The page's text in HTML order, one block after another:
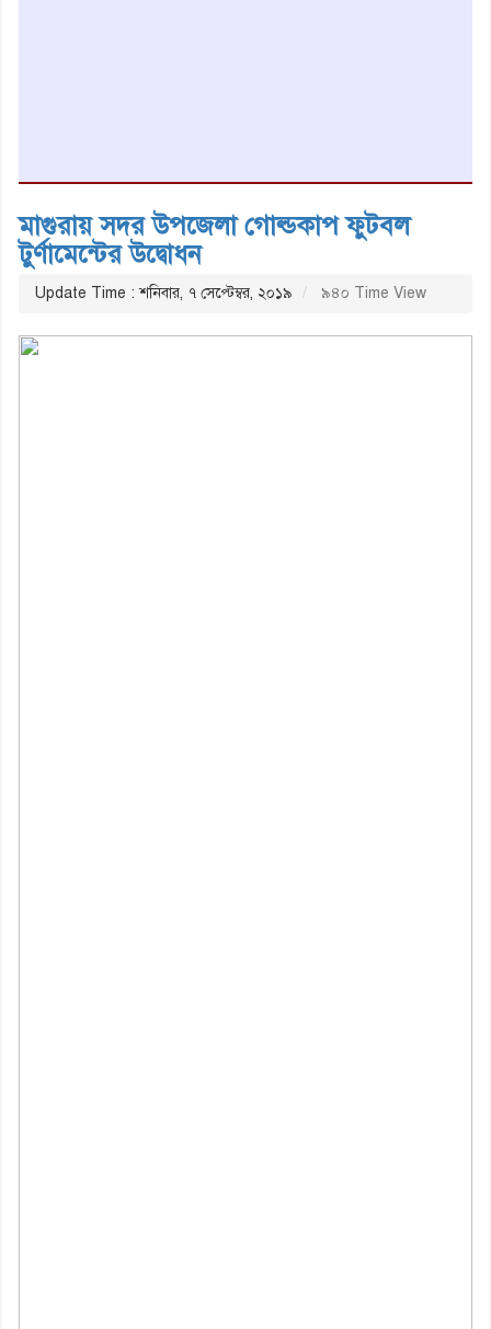
মাগুরায় সদর উপজেলা গোল্ডকাপ ফুটবল
টুর্ণামেন্টের উদ্বোধন
Update Time : শনিবার, ৭ সেপ্টেম্বর, ২০১৯ ৯৪০ Time View